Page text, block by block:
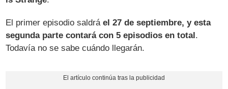
El primer episodio saldráel 27 de septiembre, y esta
segunda parte contará con 5 episodios en total.
Todavía no se sabe cuándo llegarán.